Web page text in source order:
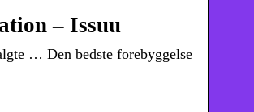
– Issuu
… Den bedste forebyggelse